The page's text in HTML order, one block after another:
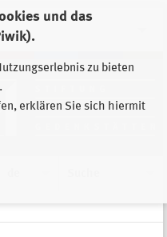
und das
zu bieten
erklären Sie sich hiermit